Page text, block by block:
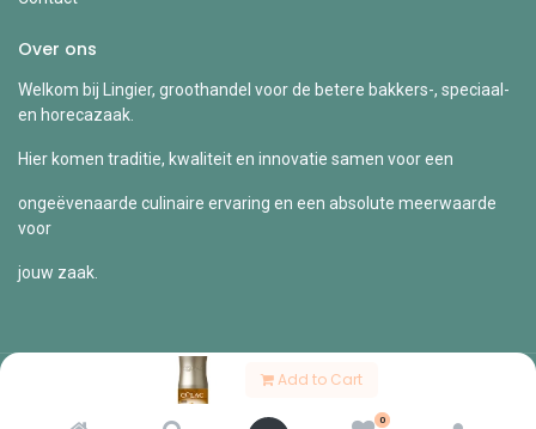
Add to Cart
0
Over ons
Welkom bij Lingier, groothandel voor de betere bakkers-, speciaal-
en horecazaak.
Hier komen traditie, kwaliteit en innovatie samen voor een
ongeëvenaarde culinaire ervaring en een absolute meerwaarde
voor
jouw zaak.
Copyright © Lingier